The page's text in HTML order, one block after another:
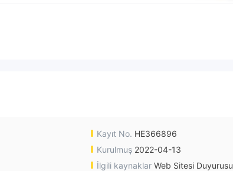
Kayıt No. HE366896
Kurulmuş 2022-04-13
İlgili kaynaklar Web Sitesi Duyurusu